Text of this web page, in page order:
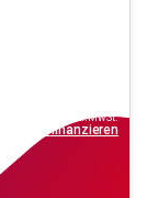
inkl.MwSt.
finanzieren